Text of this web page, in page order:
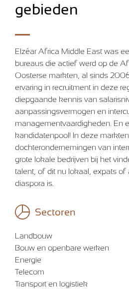
gebieden
Elzéar Africa Middle East was
bureaus die actief werd op de
Oosterse markten, al sinds
ervaring in recruitment in deze
diepgaande kennis van
aanpassingsvermogen en
managementvaardigheden. En
kandidatenpool! In deze
dochterondernemingen van
grote lokale bedrijven bij het
talent, of dit nu lokaal, expats
diaspora is.
Sectoren
Landbouw
Bouw en openbare werken
Energie
Telecom
Transport en logistiek